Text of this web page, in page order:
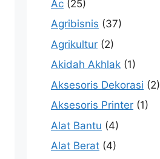
Ac (25)
Agribisnis (37)
Agrikultur (2)
Akidah Akhlak (1)
Aksesoris Dekorasi (2)
Aksesoris Printer (1)
Alat Bantu (4)
Alat Berat (4)